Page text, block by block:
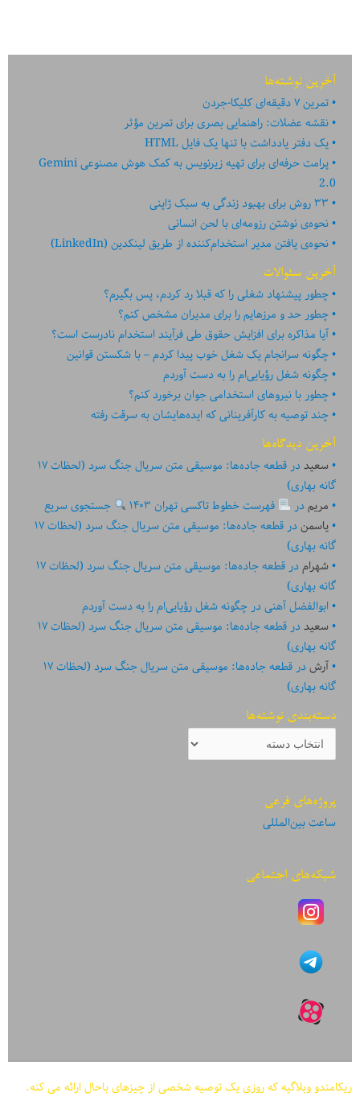
آخرین نوشته‌ها
تمرین ۷ دقیقه‌ای کلیکا-جردن
نقشه عضلات: راهنمایی بصری برای تمرین مؤثر
یک دفتر یادداشت با تنها یک فایل HTML
پرامت حرفه‌ای برای تهیه زیرنویس به کمک هوش مصنوعی Gemini
2.0
۳۳ روش برای بهبود زندگی به سبک ژاپنی
نحوه‌ی نوشتن رزومه‌ای با لحن انسانی
نحوه‌ی یافتن مدیر استخدام‌کننده از طریق لینکدین (LinkedIn)
آخرین سئوالات
چطور پیشنهاد شغلی را که قبلا رد کردم، پس بگیرم؟
چطور حد و مرزهایم را برای مدیران مشخص کنم؟
آیا مذاکره برای افزایش حقوق طی فرآیند استخدام نادرست است؟
چگونه سرانجام یک شغل خوب پیدا کردم – با شکستن قوانین
چگونه شغل رؤیایی‌ام را به دست آوردم
چطور با نیروهای استخدامی جوان برخورد کنم؟
چند توصیه به کارآفرینانی که ایده‏‏‌‏‏‌هایشان به سرقت رفته
آخرین دیدگاه‌ها
سعیددر
قطعه جاده‌ها: موسیقی متن سریال جنگ سرد (لحظات ۱۷
گانه بهاری)
مریمدر فهرست خطوط تاکسی تهران ۱۴۰۳
جستجوی سریع
یاسمندر
قطعه جاده‌ها: موسیقی متن سریال جنگ سرد (لحظات ۱۷
گانه بهاری)
شهرامدر
قطعه جاده‌ها: موسیقی متن سریال جنگ سرد (لحظات ۱۷
گانه بهاری)
ابوالفضل آهنیدر چگونه شغل رؤیایی‌ام را به دست آوردم
سعیددر
قطعه جاده‌ها: موسیقی متن سریال جنگ سرد (لحظات ۱۷
گانه بهاری)
آرشدر
قطعه جاده‌ها: موسیقی متن سریال جنگ سرد (لحظات ۱۷
گانه بهاری)
دسته‌بندی نوشته‌ها
دسته‌بندی
نوشته‌ها
پروژه‌های فرعی
ساعت بین‌المللی
شبکه‌های اجتماعی
ریکامندو وبلاگیه که روزی یک توصیه شخصی از چیزهای باحال ارائه می کنه.